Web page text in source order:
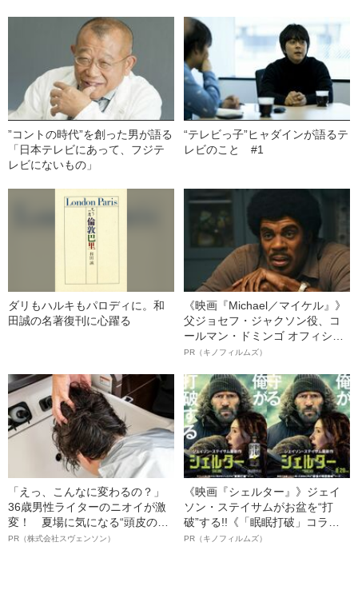
”コントの時代”を創った男が語る
「日本テレビにあって、フジテ
レビにないもの」
“テレビっ子”ヒャダインが語るテ
レビのこと #1
ダリもハルキもパロディに。和
田誠の名著復刊に心躍る
《映画『Michael／マイケル』》
父ジョセフ・ジャクソン役、コ
ールマン・ドミンゴ オフィシャ
ルインタビュー“観客を魅了した
語る”《日本興収70億円突破》
PR（キノフィルムズ）
「えっ、こんなに変わるの？」
36歳男性ライターのニオイが激
変！ 夏場に気になる“頭皮のニ
オイ”や“ベタつき”を解消す
PR（株式会社スヴェンソン）
《映画『シェルター』》ジェイ
ソン・ステイサムがお盆を“打
破”する!!《「眠眠打破」コラ
ボ》
PR（キノフィルムズ）